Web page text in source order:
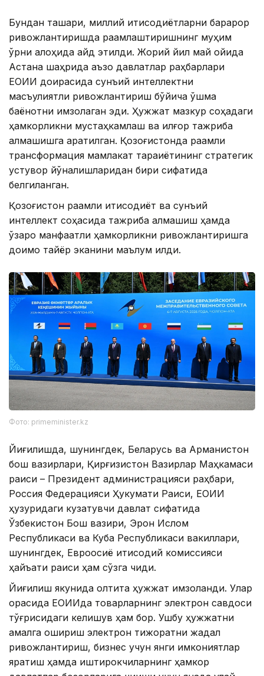
Бундан ташқари, миллий иқтисодиётларни барқарор
ривожлантиришда рақамлаштиришнинг муҳим
ўрни алоҳида қайд этилди. Жорий йил май ойида
Астана шаҳрида аъзо давлатлар раҳбарлари
ЕОИИ доирасида сунъий интеллектни
масъулиятли ривожлантириш бўйича қўшма
баёнотни имзолаган эди. Ҳужжат мазкур соҳадаги
ҳамкорликни мустаҳкамлаш ва илғор тажриба
алмашишга қаратилган. Қозоғистонда рақамли
трансформация мамлакат тараққиётининг стратегик
устувор йўналишларидан бири сифатида
белгиланган.
Қозоғистон рақамли иқтисодиёт ва сунъий
интеллект соҳасида тажриба алмашиш ҳамда
ўзаро манфаатли ҳамкорликни ривожлантиришга
доимо тайёр эканини маълум қилди.
Фото: primeminister.kz
Йиғилишда, шунингдек, Беларусь ва Арманистон
бош вазирлари, Қирғизистон Вазирлар Маҳкамаси
раиси – Президент администрацияси раҳбари,
Россия Федерацияси Ҳукумати Раиси, ЕОИИ
ҳузуридаги кузатувчи давлат сифатида
Ўзбекистон Бош вазири, Эрон Ислом
Республикаси ва Куба Республикаси вакиллари,
шунингдек, Евроосиё иқтисодий комиссияси
ҳайъати раиси ҳам сўзга чиқди.
Йиғилиш якунида олтита ҳужжат имзоланди. Улар
орасида ЕОИИда товарларнинг электрон савдоси
тўғрисидаги келишув ҳам бор. Ушбу ҳужжатни
амалга ошириш электрон тижоратни жадал
ривожлантириш, бизнес учун янги имкониятлар
яратиш ҳамда иштирокчиларнинг ҳамкор